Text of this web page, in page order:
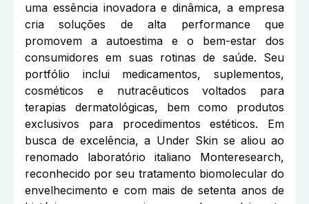
uma essência inovadora e dinâmica, a empresa
cria soluções de alta performance que
promovem a autoestima e o bem-estar dos
consumidores em suas rotinas de saúde. Seu
portfólio inclui medicamentos, suplementos,
cosméticos e nutracêuticos voltados para
terapias dermatológicas, bem como produtos
exclusivos para procedimentos estéticos. Em
busca de excelência, a Under Skin se aliou ao
renomado laboratório italiano Monteresearch,
reconhecido por seu tratamento biomolecular do
envelhecimento e com mais de setenta anos de